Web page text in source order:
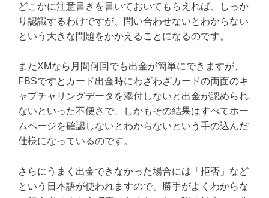
どこかに注意書きを書いておいてもらえれば、しっか
り認識するわけですが、問い合わせないとわからない
という大きな問題をかかえることになるのです。
またXMなら月間何回でも出金が簡単にできますが、
FBSですとカード出金時にわざわざカードの両面のキ
ャプチャリングデータを添付しないと出金が認められ
ないといった不便さで、しかもその結果はすべてホー
ムページを確認しないとわからないという手の込んだ
仕様になっているのです。
さらにうまく出金できなかった場合には「拒否」など
という日本語が使われますので、勝手がよくわからな